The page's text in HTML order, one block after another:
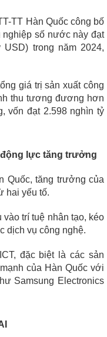
TT Hàn Quốc công bố
nghiệp số nước này đạt
trong năm 2024,
giá trị sản xuất công
thu tương đương hơn
vốn đạt 2.598 nghìn tỷ
lực tăng trưởng
Quốc, tăng trưởng của
hai yếu tố.
trí tuệ nhân tạo, kéo
dịch vụ công nghệ.
đặc biệt là các sản
của Hàn Quốc với
Samsung Electronics